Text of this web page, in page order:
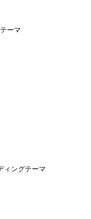
ーマ
ィングテーマ